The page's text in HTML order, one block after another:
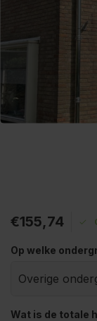
€155,74
Op welke
Wat is de totale